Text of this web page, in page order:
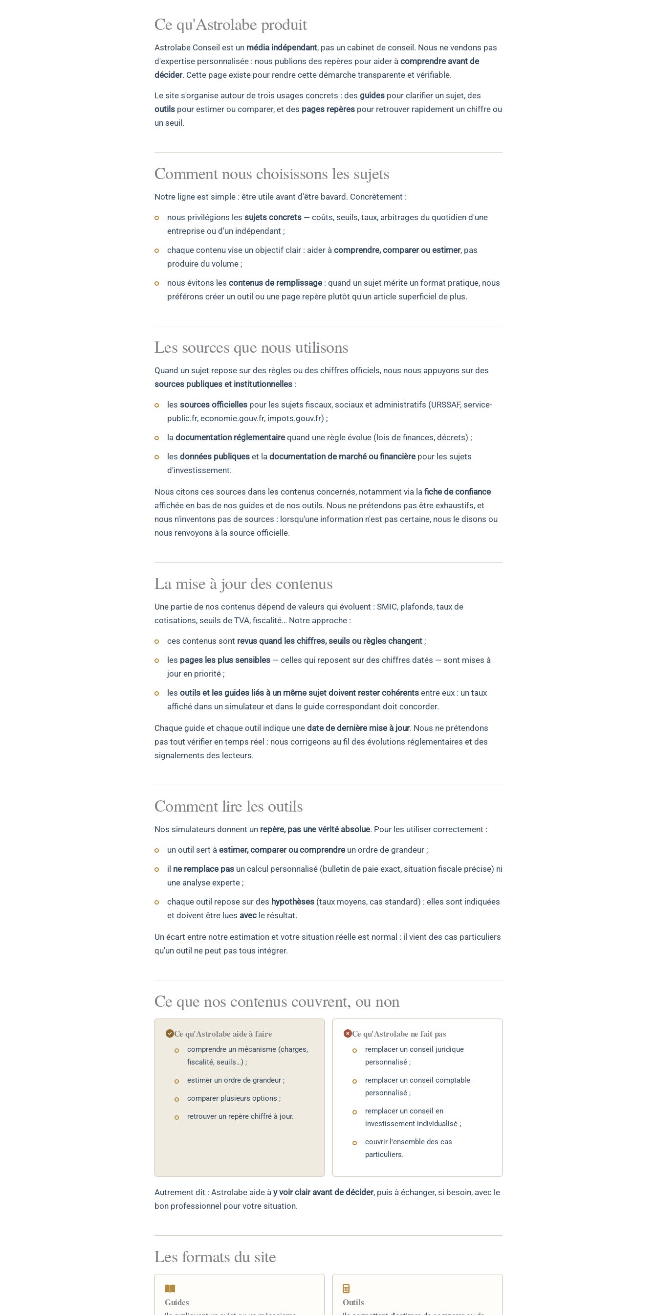
Ce qu'Astrolabe produit
Astrolabe Conseil est un média indépendant, pas un cabinet de conseil. Nous ne vendons pas
d'expertise personnalisée : nous publions des repères pour aider à comprendre avant de
décider. Cette page existe pour rendre cette démarche transparente et vérifiable.
Le site s'organise autour de trois usages concrets : des guides pour clarifier un sujet, des
outils pour estimer ou comparer, et des pages repères pour retrouver rapidement un chiffre ou
un seuil.
Comment nous choisissons les sujets
Notre ligne est simple : être utile avant d'être bavard. Concrètement :
nous privilégions les sujets concrets — coûts, seuils, taux, arbitrages du quotidien d'une
entreprise ou d'un indépendant ;
chaque contenu vise un objectif clair : aider à comprendre, comparer ou estimer, pas
produire du volume ;
nous évitons les contenus de remplissage : quand un sujet mérite un format pratique, nous
préférons créer un outil ou une page repère plutôt qu'un article superficiel de plus.
Les sources que nous utilisons
Quand un sujet repose sur des règles ou des chiffres officiels, nous nous appuyons sur des
sources publiques et institutionnelles :
les sources officielles pour les sujets fiscaux, sociaux et administratifs (URSSAF, service-
public.fr, economie.gouv.fr, impots.gouv.fr) ;
la documentation réglementaire quand une règle évolue (lois de finances, décrets) ;
les données publiques et la documentation de marché ou financière pour les sujets
d'investissement.
Nous citons ces sources dans les contenus concernés, notamment via la fiche de confiance
affichée en bas de nos guides et de nos outils. Nous ne prétendons pas être exhaustifs, et
nous n'inventons pas de sources : lorsqu'une information n'est pas certaine, nous le disons ou
nous renvoyons à la source officielle.
La mise à jour des contenus
Une partie de nos contenus dépend de valeurs qui évoluent : SMIC, plafonds, taux de
cotisations, seuils de TVA, fiscalité… Notre approche :
ces contenus sont revus quand les chiffres, seuils ou règles changent ;
les pages les plus sensibles — celles qui reposent sur des chiffres datés — sont mises à
jour en priorité ;
les outils et les guides liés à un même sujet doivent rester cohérents entre eux : un taux
affiché dans un simulateur et dans le guide correspondant doit concorder.
Chaque guide et chaque outil indique une date de dernière mise à jour. Nous ne prétendons
pas tout vérifier en temps réel : nous corrigeons au fil des évolutions réglementaires et des
signalements des lecteurs.
Comment lire les outils
Nos simulateurs donnent un repère, pas une vérité absolue. Pour les utiliser correctement :
un outil sert à estimer, comparer ou comprendre un ordre de grandeur ;
il ne remplace pas un calcul personnalisé (bulletin de paie exact, situation fiscale précise) ni
une analyse experte ;
chaque outil repose sur des hypothèses (taux moyens, cas standard) : elles sont indiquées
et doivent être lues avec le résultat.
Un écart entre notre estimation et votre situation réelle est normal : il vient des cas particuliers
qu'un outil ne peut pas tous intégrer.
Ce que nos contenus couvrent, ou non
Ce qu'Astrolabe aide à faire
comprendre un mécanisme (charges,
fiscalité, seuils…) ;
estimer un ordre de grandeur ;
comparer plusieurs options ;
retrouver un repère chiffré à jour.
Ce qu'Astrolabe ne fait pas
remplacer un conseil juridique
personnalisé ;
remplacer un conseil comptable
personnalisé ;
remplacer un conseil en
investissement individualisé ;
couvrir l'ensemble des cas
particuliers.
Autrement dit : Astrolabe aide à y voir clair avant de décider, puis à échanger, si besoin, avec le
bon professionnel pour votre situation.
Les formats du site
Guides Outils